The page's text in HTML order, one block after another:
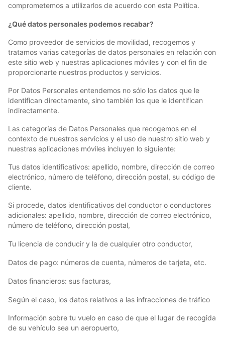
comprometemos a utilizarlos de acuerdo con esta Política.
¿Qué datos personales podemos recabar?
Como proveedor de servicios de movilidad, recogemos y
tratamos varias categorías de datos personales en relación con
este sitio web y nuestras aplicaciones móviles y con el fin de
proporcionarte nuestros productos y servicios.
Por Datos Personales entendemos no sólo los datos que le
identifican directamente, sino también los que le identifican
indirectamente.
Las categorías de Datos Personales que recogemos en el
contexto de nuestros servicios y el uso de nuestro sitio web y
nuestras aplicaciones móviles incluyen lo siguiente:
Tus datos identificativos: apellido, nombre, dirección de correo
electrónico, número de teléfono, dirección postal, su código de
cliente.
Si procede, datos identificativos del conductor o conductores
adicionales: apellido, nombre, dirección de correo electrónico,
número de teléfono, dirección postal,
Tu licencia de conducir y la de cualquier otro conductor,
Datos de pago: números de cuenta, números de tarjeta, etc.
Datos financieros: sus facturas,
Según el caso, los datos relativos a las infracciones de tráfico
Información sobre tu vuelo en caso de que el lugar de recogida
de su vehículo sea un aeropuerto,